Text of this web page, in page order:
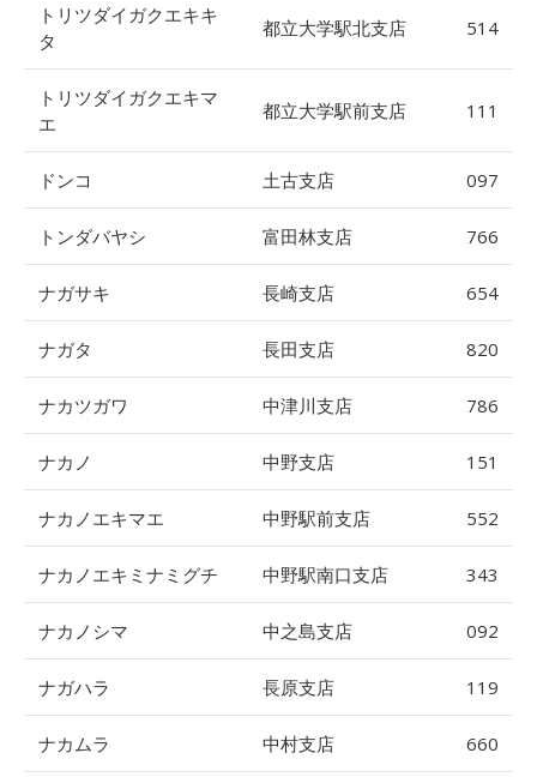
トリツダイガクエキキ
タ
都立大学駅北支店 514
トリツダイガクエキマ
エ
都立大学駅前支店 111
ドンコ 土古支店 097
トンダバヤシ 富田林支店 766
ナガサキ 長崎支店 654
ナガタ 長田支店 820
ナカツガワ 中津川支店 786
ナカノ 中野支店 151
ナカノエキマエ 中野駅前支店 552
ナカノエキミナミグチ 中野駅南口支店 343
ナカノシマ 中之島支店 092
ナガハラ 長原支店 119
ナカムラ 中村支店 660